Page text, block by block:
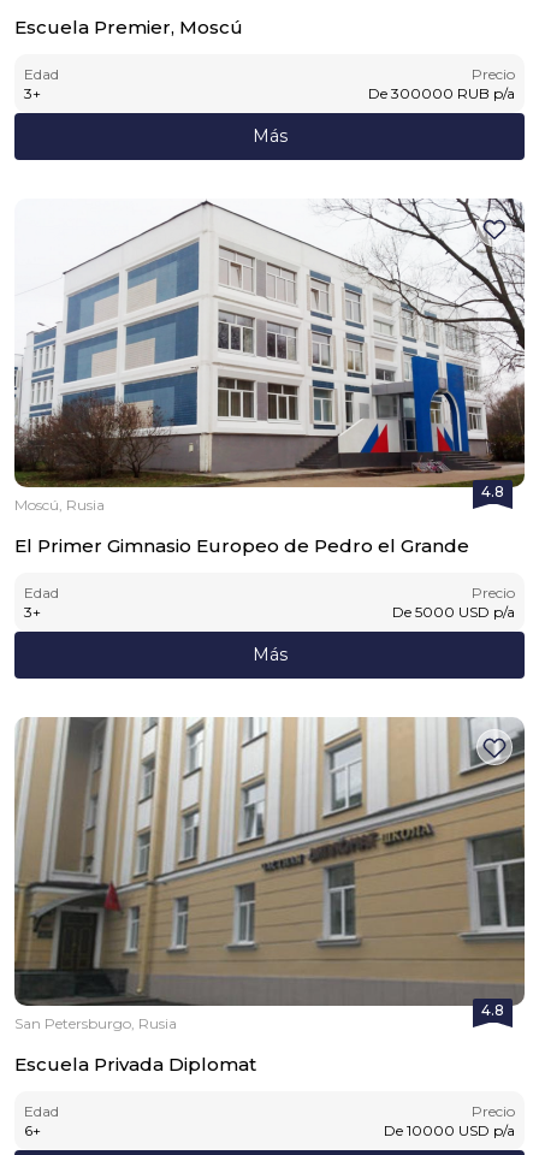
Escuela Premier, Moscú
Edad
3+
Precio
De 300000 RUB p/a
Más
4.8
Moscú, Rusia
El Primer Gimnasio Europeo de Pedro el Grande
Edad
3+
Precio
De 5000 USD p/a
Más
4.8
San Petersburgo, Rusia
Escuela Privada Diplomat
Edad
6+
Precio
De 10000 USD p/a